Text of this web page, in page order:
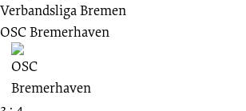
Verbandsliga Bremen
OSC Bremerhaven